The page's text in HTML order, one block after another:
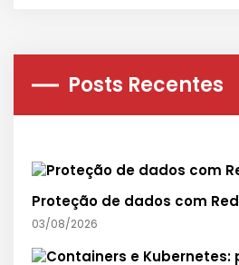
Posts Recentes
Proteção de dados com
03/08/2026